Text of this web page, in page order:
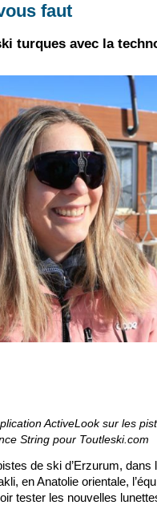
faut
turques avec la
ActiveLook sur les
String pour Toutleski.com
de ski d’Erzurum, dans
en Anatolie orientale,
tester les nouvelles